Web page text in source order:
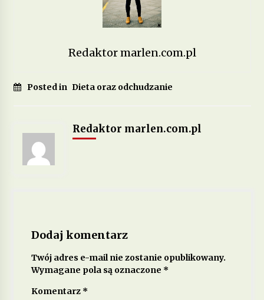
Redaktor marlen.com.pl
Posted in Dieta oraz odchudzanie
Redaktor marlen.com.pl
Dodaj komentarz
Twój adres e-mail nie zostanie opublikowany.
Wymagane pola są oznaczone *
Komentarz *